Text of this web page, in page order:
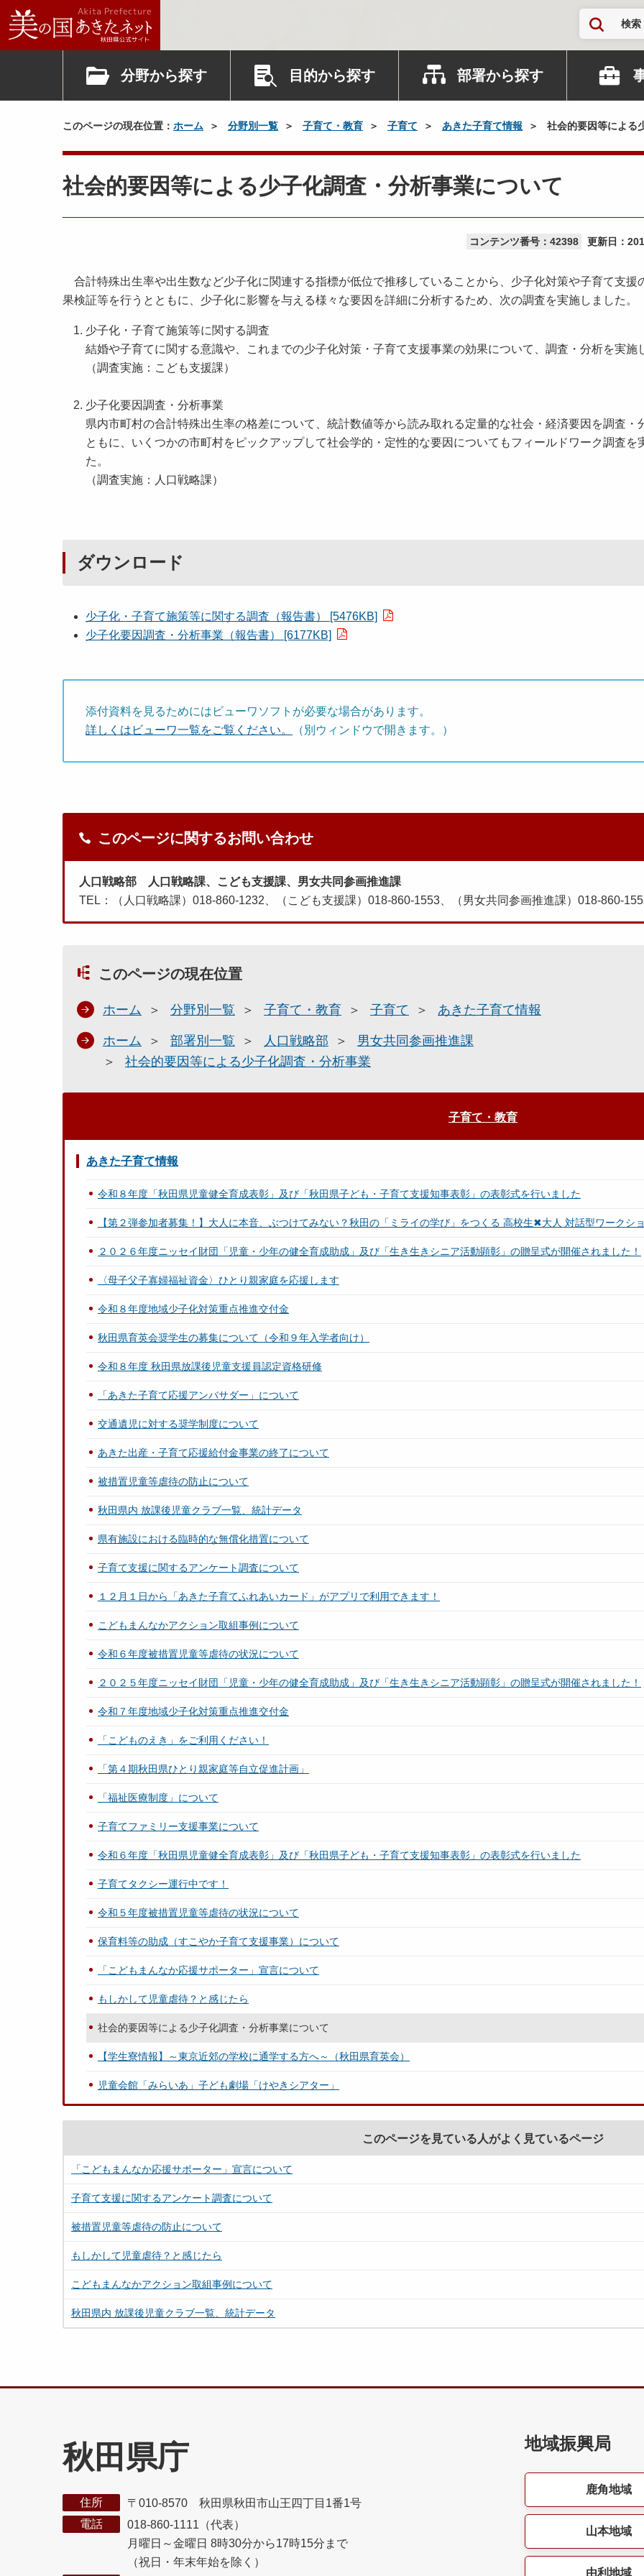
検索
分野から探す 目的から探す 部署から探す
このページの現在位置： ホーム 分野別一覧 子育て・教育 子育て あきた子育て情報 社会的要因等による
社会的要因等による少子化調査・分析事業について
コンテンツ番号：42398 更新日：
合計特殊出生率や出生数など少子化に関連する指標が低位で推移していることから、少子化対策や子育て支援
果検証等を行うとともに、少子化に影響を与える様々な要因を詳細に分析するため、次の調査を実施しました。
少子化・子育て施策等に関する調査
結婚や子育てに関する意識や、これまでの少子化対策・子育て支援事業の効果について、調査・分析を実施
（調査実施：こども支援課）
少子化要因調査・分析事業
県内市町村の合計特殊出生率の格差について、統計数値等から読み取れる定量的な社会・経済要因を調査・
ともに、いくつかの市町村をピックアップして社会学的・定性的な要因についてもフィールドワーク調査を
た。
（調査実施：人口戦略課）
ダウンロード
少子化・子育て施策等に関する調査（報告書） [5476KB]
少子化要因調査・分析事業（報告書） [6177KB]
添付資料を見るためにはビューワソフトが必要な場合があります。
詳しくはビューワ一覧をご覧ください。
（別ウィンドウで開きます。）
このページに関するお問い合わせ
人口戦略部 人口戦略課、こども支援課、男女共同参画推進課
TEL：（人口戦略課）018-860-1232、（こども支援課）018-860-1553、（男女共同参画推進課）018-860-
このページの現在位置
ホーム 分野別一覧 子育て・教育 子育て あきた子育て情報
ホーム 部署別一覧 人口戦略部
男女共同参画推進課
社会的要因等による少子化調査・分析事業
子育て・教育
あきた子育て情報
令和８年度「秋田県児童健全育成表彰」及び「秋田県子ども・子育て支援知事表彰」の表彰式を行いました
【第２弾参加者募集！】大人に本音、ぶつけてみない？秋田の「ミライの学び」をつくる 高校生✖大人 対話型ワークシ
２０２６年度ニッセイ財団「児童・少年の健全育成助成」及び「生き生きシニア活動顕彰」の贈呈式が開催されました！
〈母子父子寡婦福祉資金〉ひとり親家庭を応援します
令和８年度地域少子化対策重点推進交付金
秋田県育英会奨学生の募集について（令和９年入学者向け）
令和８年度 秋田県放課後児童支援員認定資格研修
「あきた子育て応援アンバサダー」について
交通遺児に対する奨学制度について
あきた出産・子育て応援給付金事業の終了について
被措置児童等虐待の防止について
秋田県内 放課後児童クラブ一覧、統計データ
県有施設における臨時的な無償化措置について
子育て支援に関するアンケート調査について
１２月１日から「あきた子育てふれあいカード」がアプリで利用できます！
こどもまんなかアクション取組事例について
令和６年度被措置児童等虐待の状況について
２０２５年度ニッセイ財団「児童・少年の健全育成助成」及び「生き生きシニア活動顕彰」の贈呈式が開催されました！
令和７年度地域少子化対策重点推進交付金
「こどものえき」をご利用ください！
「第４期秋田県ひとり親家庭等自立促進計画」
「福祉医療制度」について
子育てファミリー支援事業について
令和６年度「秋田県児童健全育成表彰」及び「秋田県子ども・子育て支援知事表彰」の表彰式を行いました
子育てタクシー運行中です！
令和５年度被措置児童等虐待の状況について
保育料等の助成（すこやか子育て支援事業）について
「こどもまんなか応援サポーター」宣言について
もしかして児童虐待？と感じたら
社会的要因等による少子化調査・分析事業について
【学生寮情報】～東京近郊の学校に通学する方へ～（秋田県育英会）
児童会館「みらいあ」子ども劇場「けやきシアター」
このページを見ている人がよく見ているページ
「こどもまんなか応援サポーター」宣言について
子育て支援に関するアンケート調査について
被措置児童等虐待の防止について
もしかして児童虐待？と感じたら
こどもまんなかアクション取組事例について
秋田県内 放課後児童クラブ一覧、統計データ
秋田県庁
住所
〒010-8570 秋田県秋田市山王四丁目1番1号
電話
018-860-1111（代表）
月曜日～金曜日 8時30分から17時15分まで
（祝日・年末年始を除く）
地域振興局
鹿角地域
山本地域
由利地域